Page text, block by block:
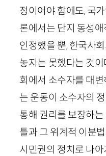
정이어야 함에도, 국
론에서는 단지 동성
인정했을 뿐, 한국사
놓지는 못했다는 것이
회에서 소수자를 대
는 운동이 소수자의
통해 권리를 보장하
틀과 그 위계적 이분
시민권의 정치로 나